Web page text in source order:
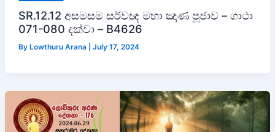
SR.12.12 අසමසම සර්වඥ මහා ඤාණ පූජාව – ගාථා
071-080 දක්වා – B4626
By Lowthuru Arana July 17, 2024